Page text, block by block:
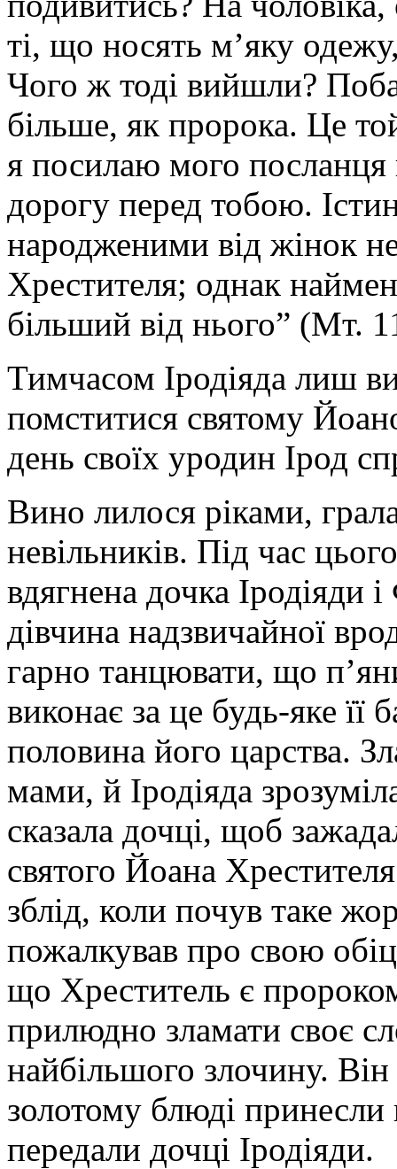
ті, що носять м’яку
Чого ж тоді вийшли?
більше, як пророка. Це
я посилаю мого
дорогу перед тобою.
народженими від жінок
Хрестителя; однак
більший від нього” (Мт.
Тимчасом Іродіяда лиш
помститися святому
день своїх уродин Ірод
Вино лилося ріками,
невільників. Під час
вдягнена дочка Іродіяди
дівчина надзвичайної
гарно танцювати, що
виконає за це будь-яке
половина його царства.
мами, й Іродіяда
сказала дочці, щоб
святого Йоана
зблід, коли почув таке
пожалкував про свою
що Хреститель є
прилюдно зламати своє
найбільшого злочину.
золотому блюді принесли
передали дочці Іродіяди.